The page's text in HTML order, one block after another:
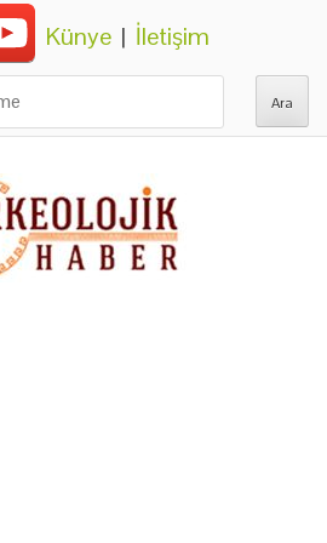
Künye | İletişim